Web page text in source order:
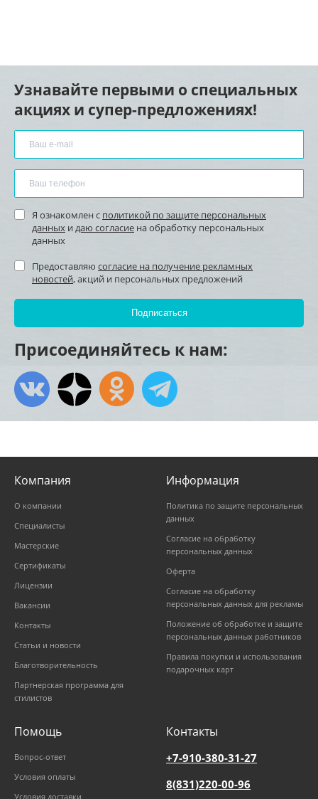
Узнавайте первыми о специальных
акциях и супер-предложениях!
Я ознакомлен с политикой по защите персональных
данных и даю согласие на обработку персональных
данных
Предоставляю согласие на получение рекламных
новостей, акций и персональных предложений
Присоединяйтесь к нам:
Компания
О компании
Специалисты
Мастерские
Сертификаты
Лицензии
Вакансии
Контакты
Статьи и новости
Благотворительность
Партнерская программа для
стилистов
Информация
Политика по защите персональных
данных
Согласие на обработку
персональных данных
Оферта
Согласие на обработку
персональных данных для рекламы
Положение об обработке и защите
персональных данных работников
Правила покупки и использования
подарочных карт
Помощь
Вопрос-ответ
Условия оплаты
Условия доставки
Контакты
+7-910-380-31-27
8(831)220-00-96